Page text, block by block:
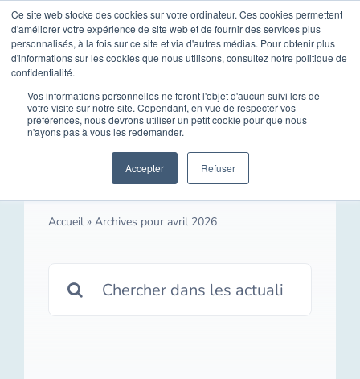
Ce site web stocke des cookies sur votre ordinateur. Ces cookies permettent
d'améliorer votre expérience de site web et de fournir des services plus
personnalisés, à la fois sur ce site et via d'autres médias. Pour obtenir plus
d'informations sur les cookies que nous utilisons, consultez notre politique de
confidentialité.
Vos informations personnelles ne feront l'objet d'aucun suivi lors de
votre visite sur notre site. Cependant, en vue de respecter vos
préférences, nous devrons utiliser un petit cookie pour que nous
n'ayons pas à vous les redemander.
Accepter Refuser
Skip
to
content
Opal Solutions
Toggle
Solutions
Vous êtes
avril 2026
Accueil » Archives pour avril 2026